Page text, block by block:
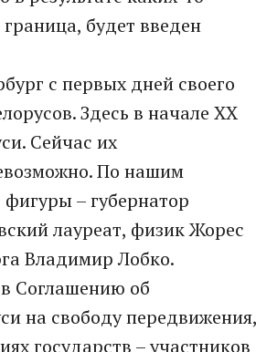
будет введен
с первых дней своего
Здесь в начале XX
Сейчас их
По нашим
– губернатор
лауреат, физик Жорес
Владимир Лобко.
Соглашению об
на свободу передвижения,
государств – участников